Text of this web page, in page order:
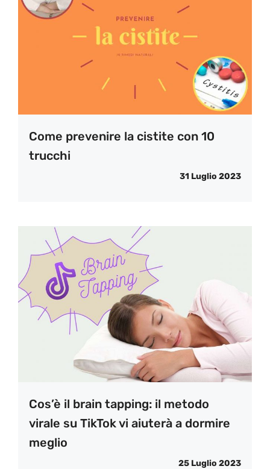
Come prevenire la cistite con 10
trucchi
31 Luglio 2023
Cos’è il brain tapping: il metodo
virale su TikTok vi aiuterà a dormire
meglio
25 Luglio 2023